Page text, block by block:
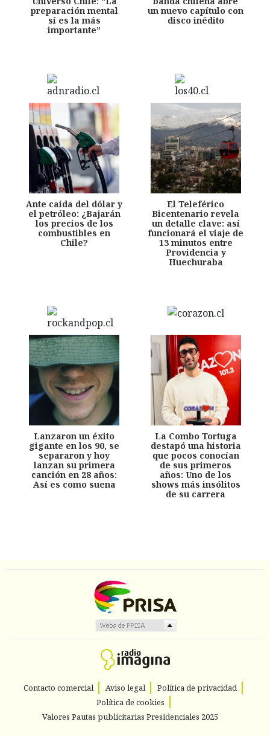
preparación mental
sí es la más
importante”
un nuevo capítulo con
disco inédito
Ante caída del dólar y
el petróleo: ¿Bajarán
los precios de los
combustibles en
Chile?
El Teleférico
Bicentenario revela
un detalle clave: así
funcionará el viaje de
13 minutos entre
Providencia y
Huechuraba
Lanzaron un éxito
gigante en los 90, se
separaron y hoy
lanzan su primera
canción en 28 años:
Así es como suena
La Combo Tortuga
destapó una historia
que pocos conocían
de sus primeros
años: Uno de los
shows más insólitos
de su carrera
Contacto comercial Aviso legal
Política de privacidad
Política de cookies
Valores Pautas publicitarias Presidenciales 2025